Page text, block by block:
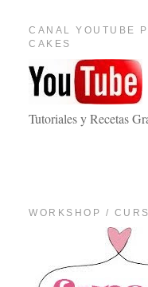
CANAL YOUTUBE
CAKES
Tutoriales y Recetas
WORKSHOP /